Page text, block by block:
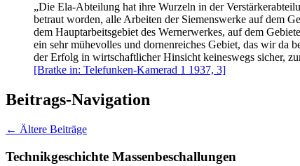
„Die Ela-Abteilung hat ihre Wurzeln in der
betraut worden, alle Arbeiten der Siemenswerke auf dem
dem Hauptarbeitsgebiet des Wernerwerkes, auf dem
ein sehr mühevolles und dornenreiches Gebiet, das wir da
der Erfolg in wirtschaftlicher Hinsicht keineswegs sicher,
[Bratke in: Telefunken-Kamerad 1 1937, 3]
Beitrags-Navigation
← Ältere Beiträge
Technikgeschichte Massenbeschallungen